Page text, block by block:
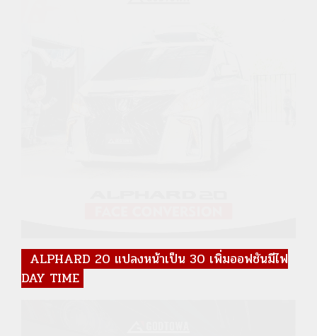
ALPHARD 20 แปลงหน้าเป็น 30 เพิ่มออฟชันมีไฟ
DAY TIME